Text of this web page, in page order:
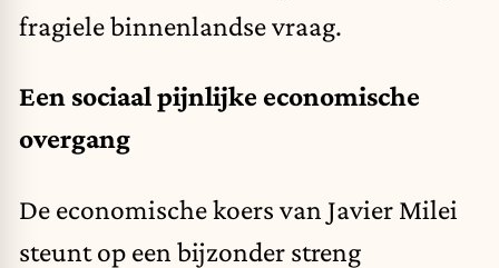
fragiele binnenlandse vraag.
Een sociaal pijnlijke economische
overgang
De economische koers van Javier Milei
steunt op een bijzonder streng